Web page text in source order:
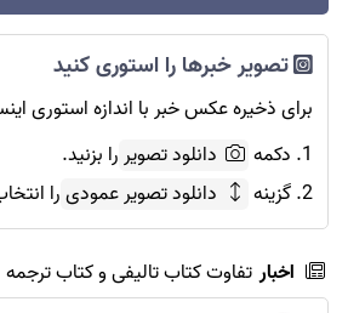
تصویر خبرها را استوری کنید
برای ذخیره عکس خبر با اندازه استوری
1. دکمه
دانلود تصویررا بزنید.
2. گزینه
دانلود تصویر عمودیرا
اخبار تفاوت کتاب تالیفی و کتاب ترجمه